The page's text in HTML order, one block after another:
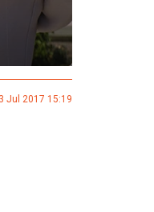
3 Jul 2017 15:19